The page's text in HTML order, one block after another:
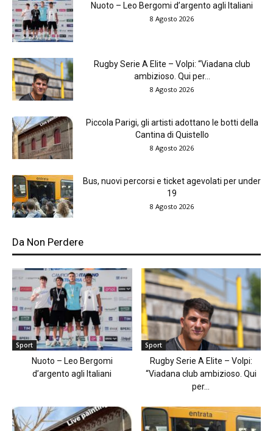
Nuoto – Leo Bergomi d’argento agli Italiani
8 Agosto 2026
Rugby Serie A Elite – Volpi: “Viadana club
ambizioso. Qui per...
8 Agosto 2026
Piccola Parigi, gli artisti adottano le botti della
Cantina di Quistello
8 Agosto 2026
Bus, nuovi percorsi e ticket agevolati per under
19
8 Agosto 2026
Da Non Perdere
Sport
Nuoto – Leo Bergomi
d’argento agli Italiani
Sport
Rugby Serie A Elite – Volpi:
“Viadana club ambizioso. Qui
per...